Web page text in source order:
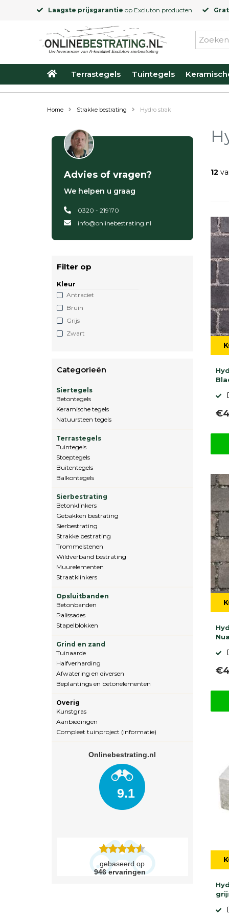
Laagste prijsgarantie op Excluton producten
Terrastegels Tuintegels
Home Strakke bestrating Hydro strak
Advies of vragen?
We helpen u graag
0320 - 219170
info@onlinebestrating.nl
Filter op
Kleur
Antraciet
Bruin
Grijs
Zwart
Categorieën
Siertegels
Betontegels
Keramische tegels
Natuursteen tegels
Terrastegels
Tuintegels
Stoeptegels
Buitentegels
Balkontegels
Sierbestrating
Betonklinkers
Gebakken bestrating
Sierbestrating
Strakke bestrating
Trommelstenen
Wildverband bestrating
Muurelementen
Straatklinkers
Opsluitbanden
Betonbanden
Palissades
Stapelblokken
Grind en zand
Tuinaarde
Halfverharding
Afwatering en diversen
Beplantings en betonelementen
Overig
Kunstgras
Aanbiedingen
Compleet tuinproject (informatie)
Onlinebestrating.nl
9.1
gebaseerd op
946 ervaringen
12